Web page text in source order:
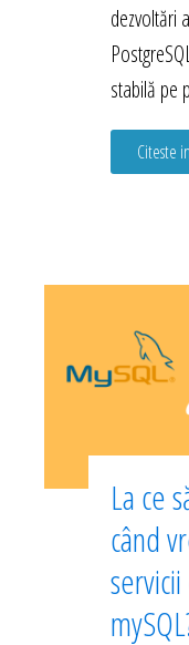
dezvoltări
stabilă
Citeste
La ce
când